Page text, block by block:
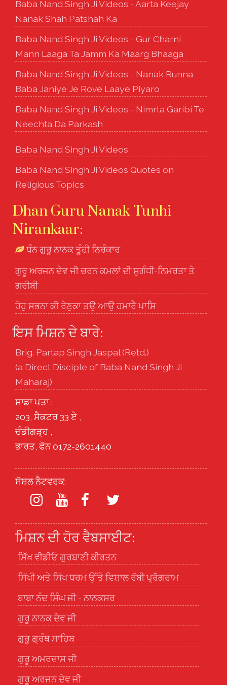
Baba Nand Singh Ji Videos - Aarta Keejay
Nanak Shah Patshah Ka
Baba Nand Singh Ji Videos - Gur Charni
Mann Laaga Ta Jamm Ka Maarg Bhaaga
Baba Nand Singh Ji Videos - Nanak Runna
Baba Janiye Je Rove Laaye Piyaro
Baba Nand Singh Ji Videos - Nimrta Garibi Te
Neechta Da Parkash
Baba Nand Singh Ji Videos
Baba Nand Singh Ji Videos Quotes on
Religious Topics
Dhan Guru Nanak Tunhi
Nirankaar:
ਧੰਨ ਗੁਰੂ ਨਾਨਕ ਤੂੰਹੀ ਨਿਰੰਕਾਰ
ਗੁਰੂ ਅਰਜਨ ਦੇਵ ਜੀ ਚਰਨ ਕਮਲਾਂ ਦੀ ਸੁਗੰਧੀ-ਨਿਮਰਤਾ ਤੇ
ਗਰੀਬੀ
ਹੋਹੁ ਸਭਨਾ ਕੀ ਰੇਣੁਕਾ ਤਉ ਆਉ ਹਮਾਰੈ ਪਾਸਿ
ਇਸ ਮਿਸ਼ਨ ਦੇ ਬਾਰੇ:
Brig. Partap Singh Jaspal (Retd.)
(a Direct Disciple of Baba Nand Singh Ji
Maharaj)
ਸਾਡਾ ਪਤਾ :
203, ਸੈਕਟਰ 33 ਏ ,
ਚੰਡੀਗੜ੍ਹ ,
ਭਾਰਤ, ਫੋਨ 0172-2601440
ਸੋਸ਼ਲ ਨੈਟਵਰਕ:
ਮਿਸ਼ਨ ਦੀ ਹੋਰ ਵੈਬਸਾਈਟ:
ਸਿੱਖ ਵੀਡੀਓ ਗੁਰਬਾਣੀ ਕੀਰਤਨ
ਸਿੱਖੀ ਅਤੇ ਸਿੱਖ ਧਰਮ ਉੱਤੇ ਵਿਸ਼ਾਲ ਰੱਬੀ ਪ੍ਰੋਗਰਾਮ
ਬਾਬਾ ਨੰਦ ਸਿੰਘ ਜੀ - ਨਾਨਕਸਰ
ਗੁਰੂ ਨਾਨਕ ਦੇਵ ਜੀ
ਗੁਰੂ ਗ੍ਰੰਥ ਸਾਹਿਬ
ਗੁਰੂ ਅਮਰਦਾਸ ਜੀ
ਗੁਰੂ ਅਰਜਨ ਦੇਵ ਜੀ